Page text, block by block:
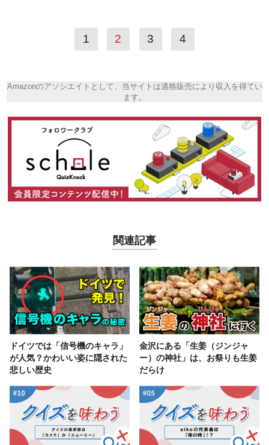
1 2 3 4
Amazonのアソシエイトとして、当サイトは適格販売により収入を得てい
ます。
関連記事
ドイツでは「信号機のキャラ」
が人気？かわいい姿に隠された
悲しい歴史
金沢にある「生姜（ジンジャ
ー）の神社」は、お祭りも生姜
だらけ